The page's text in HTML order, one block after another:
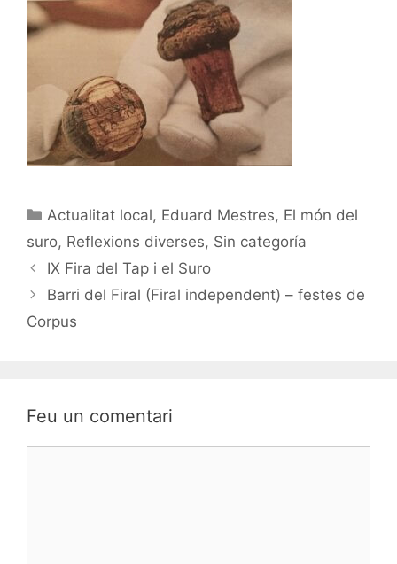
Categories
Actualitat local, Eduard Mestres, El món del
suro, Reflexions diverses, Sin categoría
IX Fira del Tap i el Suro
Barri del Firal (Firal independent) – festes de
Corpus
Feu un comentari